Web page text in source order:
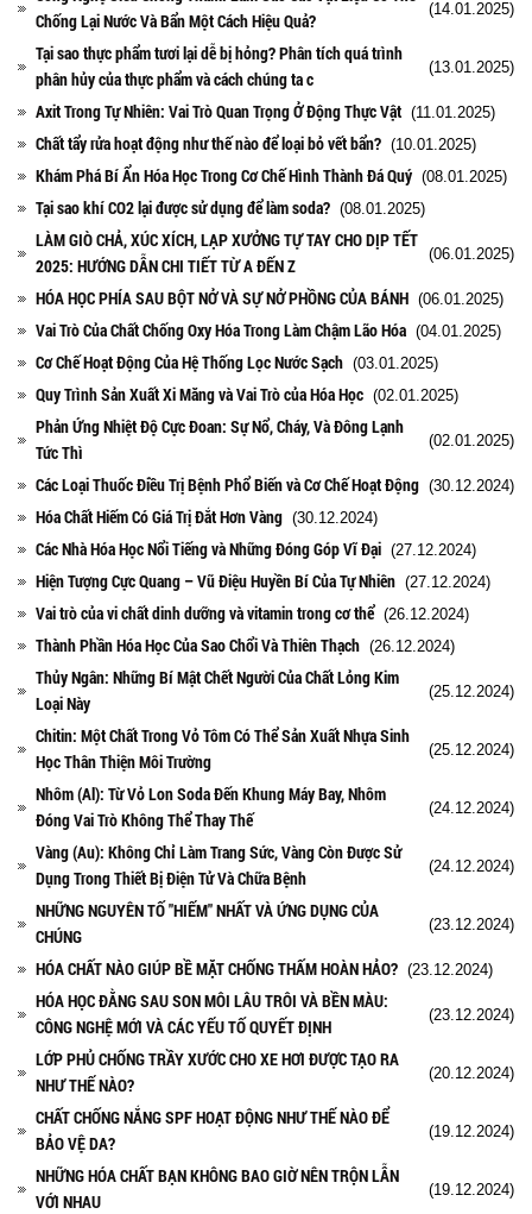
Chống Lại Nước Và Bẩn Một Cách Hiệu Quả?
(14.01.2025)
Tại sao thực phẩm tươi lại dễ bị hỏng? Phân tích quá trình
phân hủy của thực phẩm và cách chúng ta c
(13.01.2025)
Axit Trong Tự Nhiên: Vai Trò Quan Trọng Ở Động Thực Vật (11.01.2025)
Chất tẩy rửa hoạt động như thế nào để loại bỏ vết bẩn? (10.01.2025)
Khám Phá Bí Ẩn Hóa Học Trong Cơ Chế Hình Thành Đá Quý (08.01.2025)
Tại sao khí CO2 lại được sử dụng để làm soda? (08.01.2025)
LÀM GIÒ CHẢ, XÚC XÍCH, LẠP XƯỞNG TỰ TAY CHO DỊP TẾT
2025: HƯỚNG DẪN CHI TIẾT TỪ A ĐẾN Z
(06.01.2025)
HÓA HỌC PHÍA SAU BỘT NỞ VÀ SỰ NỞ PHỒNG CỦA BÁNH (06.01.2025)
Vai Trò Của Chất Chống Oxy Hóa Trong Làm Chậm Lão Hóa (04.01.2025)
Cơ Chế Hoạt Động Của Hệ Thống Lọc Nước Sạch (03.01.2025)
Quy Trình Sản Xuất Xi Măng và Vai Trò của Hóa Học (02.01.2025)
Phản Ứng Nhiệt Độ Cực Đoan: Sự Nổ, Cháy, Và Đông Lạnh
Tức Thì
(02.01.2025)
Các Loại Thuốc Điều Trị Bệnh Phổ Biến và Cơ Chế Hoạt Động (30.12.2024)
Hóa Chất Hiếm Có Giá Trị Đắt Hơn Vàng (30.12.2024)
Các Nhà Hóa Học Nổi Tiếng và Những Đóng Góp Vĩ Đại (27.12.2024)
Hiện Tượng Cực Quang – Vũ Điệu Huyền Bí Của Tự Nhiên (27.12.2024)
Vai trò của vi chất dinh dưỡng và vitamin trong cơ thể (26.12.2024)
Thành Phần Hóa Học Của Sao Chổi Và Thiên Thạch (26.12.2024)
Thủy Ngân: Những Bí Mật Chết Người Của Chất Lỏng Kim
Loại Này
(25.12.2024)
Chitin: Một Chất Trong Vỏ Tôm Có Thể Sản Xuất Nhựa Sinh
Học Thân Thiện Môi Trường
(25.12.2024)
Nhôm (Al): Từ Vỏ Lon Soda Đến Khung Máy Bay, Nhôm
Đóng Vai Trò Không Thể Thay Thế
(24.12.2024)
Vàng (Au): Không Chỉ Làm Trang Sức, Vàng Còn Được Sử
Dụng Trong Thiết Bị Điện Tử Và Chữa Bệnh
(24.12.2024)
NHỮNG NGUYÊN TỐ "HIẾM" NHẤT VÀ ỨNG DỤNG CỦA
CHÚNG
(23.12.2024)
HÓA CHẤT NÀO GIÚP BỀ MẶT CHỐNG THẤM HOÀN HẢO? (23.12.2024)
HÓA HỌC ĐẰNG SAU SON MÔI LÂU TRÔI VÀ BỀN MÀU:
CÔNG NGHỆ MỚI VÀ CÁC YẾU TỐ QUYẾT ĐỊNH
(23.12.2024)
LỚP PHỦ CHỐNG TRẦY XƯỚC CHO XE HƠI ĐƯỢC TẠO RA
NHƯ THẾ NÀO?
(20.12.2024)
CHẤT CHỐNG NẮNG SPF HOẠT ĐỘNG NHƯ THẾ NÀO ĐỂ
BẢO VỆ DA?
(19.12.2024)
NHỮNG HÓA CHẤT BẠN KHÔNG BAO GIỜ NÊN TRỘN LẪN
VỚI NHAU
(19.12.2024)